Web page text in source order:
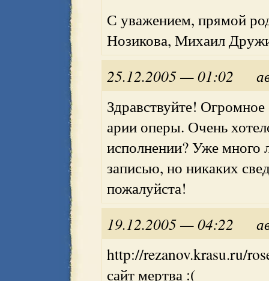
С уважением, прямой
Нозикова, Михаил
25.12.2005 — 01:02
Здравствуйте!
арии оперы. Очень
исполнении? Уже много
записью, но никаких
пожалуйста!
19.12.2005 — 04:22
http://rezanov.krasu.ru/
сайт мертва :(